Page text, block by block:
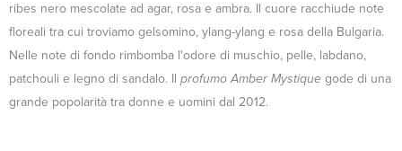
ribes nero mescolate ad agar, rosa e ambra. Il cuore racchiude note
floreali tra cui troviamo gelsomino, ylang-ylang e rosa della Bulgaria.
Nelle note di fondo rimbomba l'odore di muschio, pelle, labdano,
patchouli e legno di sandalo. Il profumo Amber Mystique gode di una
grande popolarità tra donne e uomini dal 2012.